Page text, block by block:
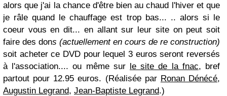
alors que j'ai la chance d'être bien au chaud l'hiver et que
je râle quand le chauffage est trop bas... .. alors si le
coeur vous en dit... en allant sur leur site on peut soit
faire des dons (actuellement en cours de re construction)
soit acheter ce DVD pour lequel 3 euros seront reversés
à l'association.... ou même sur le site de la fnac, bref
partout pour 12.95 euros. (Réalisée par Ronan Dénécé,
Augustin Legrand, Jean-Baptiste Legrand.)